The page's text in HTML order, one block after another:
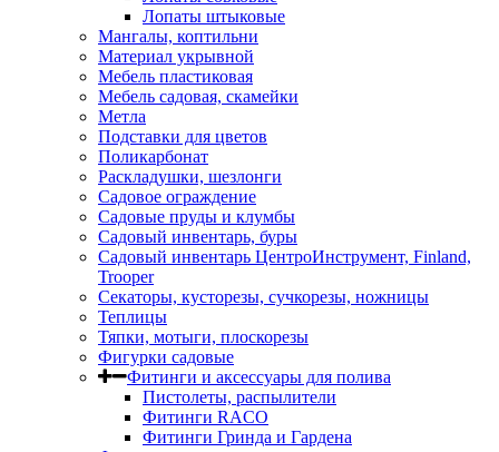
Лопаты штыковые
Мангалы, коптильни
Материал укрывной
Мебель пластиковая
Мебель садовая, скамейки
Метла
Подставки для цветов
Поликарбонат
Раскладушки, шезлонги
Садовое ограждение
Садовые пруды и клумбы
Садовый инвентарь, буры
Садовый инвентарь ЦентроИнструмент, Finland,
Trooper
Секаторы, кусторезы, сучкорезы, ножницы
Теплицы
Тяпки, мотыги, плоскорезы
Фигурки садовые
Фитинги и аксессуары для полива
Пистолеты, распылители
Фитинги RACO
Фитинги Гринда и Гардена